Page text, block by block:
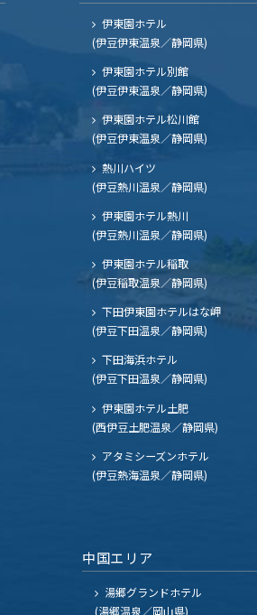
伊東園ホテル
(伊豆伊東温泉／静岡県)
伊東園ホテル別館
(伊豆伊東温泉／静岡県)
伊東園ホテル松川館
(伊豆伊東温泉／静岡県)
熱川ハイツ
(伊豆熱川温泉／静岡県)
伊東園ホテル熱川
(伊豆熱川温泉／静岡県)
伊東園ホテル稲取
(伊豆稲取温泉／静岡県)
下田伊東園ホテルはな岬
(伊豆下田温泉／静岡県)
下田海浜ホテル
(伊豆下田温泉／静岡県)
伊東園ホテル土肥
(西伊豆土肥温泉／静岡県)
アタミシーズンホテル
(伊豆熱海温泉／静岡県)
中国エリア
湯郷グランドホテル
(湯郷温泉／岡山県)